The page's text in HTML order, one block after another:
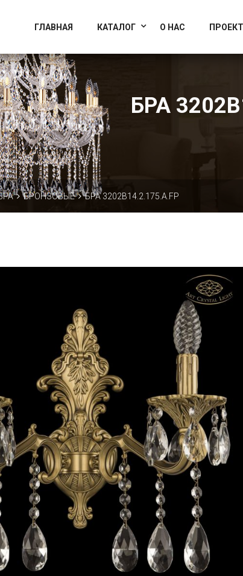
фабрики Art Crystal Light
ГЛАВНАЯ КАТАЛОГ О НАС
БРА
БРОНЗОВЫЕ БРА 3202B14.2.175.A.FP